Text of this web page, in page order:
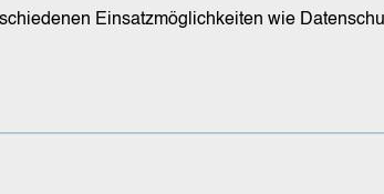
Einsatzmöglichkeiten wie